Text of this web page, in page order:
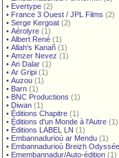
• Evertype (2)
• France 3 Ouest / JPL Films (2)
• Serge Kergoat (2)
• Aérolyre (1)
• Albert René (1)
• Allah's Kanañ (1)
• Amzer Nevez (1)
• An Dalar (1)
• Ar Gripi (1)
• Auzou (1)
• Barn (1)
• BNC Productions (1)
• Diwan (1)
• Éditions Chapitre (1)
• Éditions d'un Monde à l'Autre (1)
• Éditions LABEL LN (1)
• Embannadurioù ar Mendu (1)
• Embannadurioù Breizh Odyssée
• Emembannadur/Auto-édition (1)